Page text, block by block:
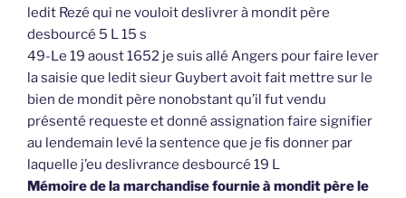
ledit Rezé qui ne vouloit deslivrer à mondit père
desbourcé 5 L 15 s
49-Le 19 aoust 1652 je suis allé Angers pour faire lever
la saisie que ledit sieur Guybert avoit fait mettre sur le
bien de mondit père nonobstant qu’il fut vendu
présenté requeste et donné assignation faire signifier
au lendemain levé la sentence que je fis donner par
laquelle j’eu deslivrance desbourcé 19 L
Mémoire de la marchandise fournie à mondit père le